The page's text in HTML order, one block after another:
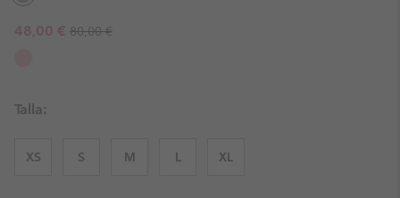
Sale price:
48,00 € Regular price:
80,00 €
Talla:
XS S M L XL